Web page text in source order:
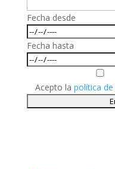
Fecha desde
Fecha hasta
Acepto la política